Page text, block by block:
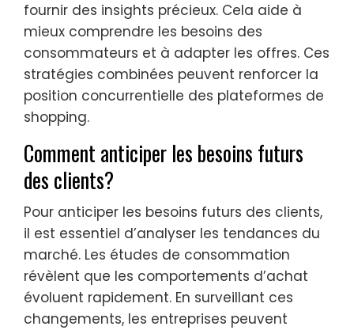
fournir des insights précieux. Cela aide à
mieux comprendre les besoins des
consommateurs et à adapter les offres. Ces
stratégies combinées peuvent renforcer la
position concurrentielle des plateformes de
shopping.
Comment anticiper les besoins futurs
des clients?
Pour anticiper les besoins futurs des clients,
il est essentiel d’analyser les tendances du
marché. Les études de consommation
révèlent que les comportements d’achat
évoluent rapidement. En surveillant ces
changements, les entreprises peuvent